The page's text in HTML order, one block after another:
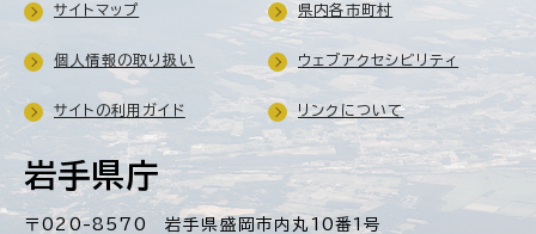
岩手県庁
〒020-8570 岩手県盛岡市内丸10番1号
サイトマップ 県内各市町村
個人情報の取り扱い ウェブアクセシビリティ
サイトの利用ガイド リンクについて